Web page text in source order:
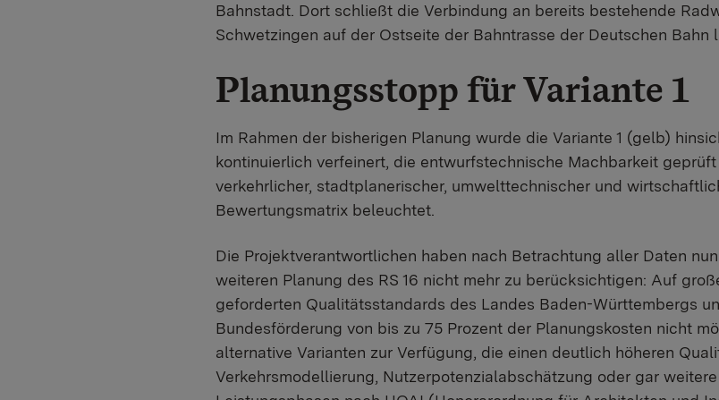
Bahnstadt. Dort schließt die Verbindung an bereits bestehende
Schwetzingen auf der Ostseite der Bahntrasse der Deutschen Bahn
Planungsstopp für Variante 1
Im Rahmen der bisherigen Planung wurde die Variante 1 (gelb)
kontinuierlich verfeinert, die entwurfstechnische Machbarkeit
verkehrlicher, stadtplanerischer, umwelttechnischer und
Bewertungsmatrix beleuchtet.
Die Projektverantwortlichen haben nach Betrachtung aller Daten
weiteren Planung des RS 16 nicht mehr zu berücksichtigen: Auf
geforderten Qualitätsstandards des Landes Baden-Württembergs
Bundesförderung von bis zu 75 Prozent der Planungskosten nicht
alternative Varianten zur Verfügung, die einen deutlich höheren
Verkehrsmodellierung, Nutzerpotenzialabschätzung oder gar